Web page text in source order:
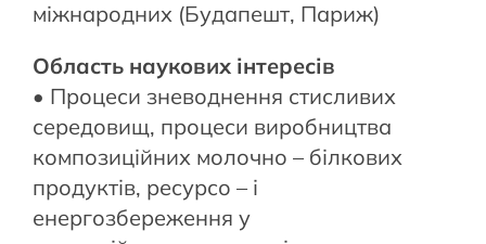
міжнародних (Будапешт, Париж)
Область наукових інтересів
• Процеси зневоднення стисливих
середовищ, процеси виробництва
композиційних молочно – білкових
продуктів, ресурсо – і
енергозбереження у